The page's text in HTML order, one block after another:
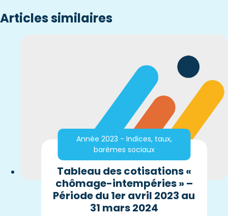
Articles similaires
Année 2023 - Indices, taux,
barèmes sociaux
Tableau des cotisations «
chômage-intempéries » –
Période du 1er avril 2023 au
31 mars 2024